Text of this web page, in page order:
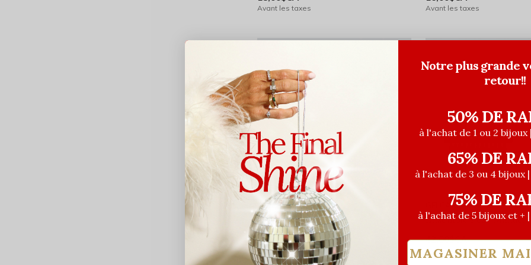
Avant les taxes Avant les taxes
GELCARE
Huile à cuticules
22,00$CA
Avant les taxes
GELCARE
Ensemble Post-
42,00$CA
Avant les taxes
Notre plus grande
retour!!
50% DE
à l'achat de 1 ou 2 bijoux
65% DE
à l'achat de 3 ou 4 bijoux
75% DE
à l'achat de 5 bijoux et +
MAGASINER